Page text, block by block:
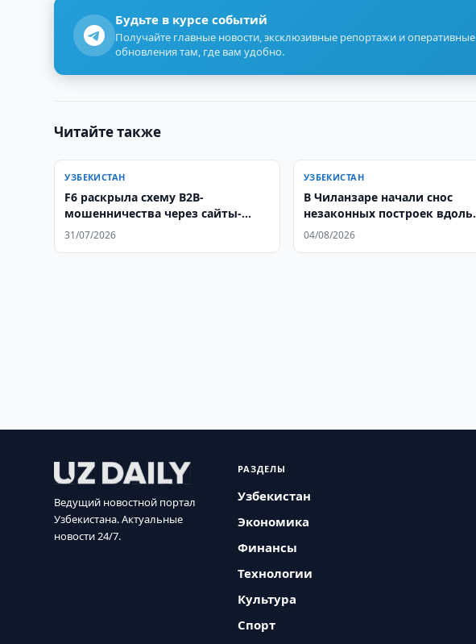
Будьте в курсе событий
Получайте главные новости, эксклюзивные репортажи и оперативные
обновления там, где вам удобно.
Читайте также
УЗБЕКИСТАН
F6 раскрыла схему B2B-
мошенничества через сайты-
двойники
31/07/2026
УЗБЕКИСТАН
В Чиланзаре начали снос
незаконных построек вдоль
Катартала
04/08/2026
Ведущий новостной портал
Узбекистана. Актуальные
новости 24/7.
РАЗДЕЛЫ
Узбекистан
Экономика
Финансы
Технологии
Культура
Спорт